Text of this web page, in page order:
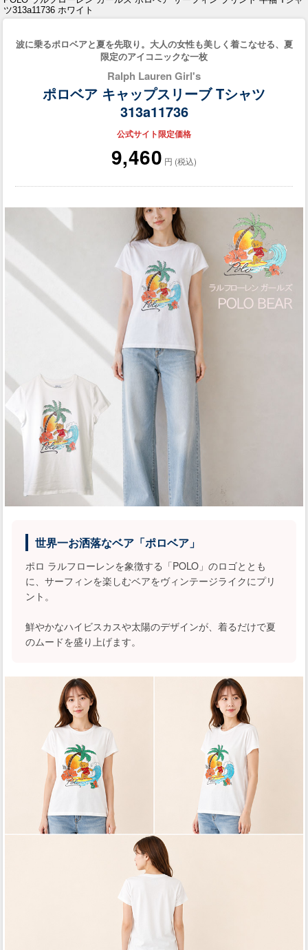
ツ313a11736 ホワイト
波に乗るポロベアと夏を先取り。大人の女性も美しく着こなせる、夏
限定のアイコニックな一枚
Ralph Lauren Girl's
ポロベア キャップスリーブ Tシャツ
313a11736
公式サイト限定価格
9,460 円 (税込)
世界一お洒落なベア「ポロベア」
ポロ ラルフローレンを象徴する「POLO」のロゴととも
に、サーフィンを楽しむベアをヴィンテージライクにプリ
ント。
鮮やかなハイビスカスや太陽のデザインが、着るだけで夏
のムードを盛り上げます。